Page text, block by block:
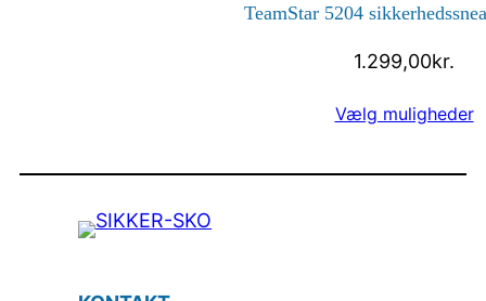
TeamStar 5204
1.299,00kr.
Vælg muligheder